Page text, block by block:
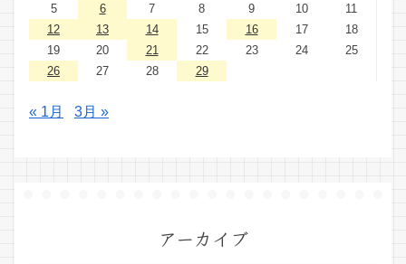
5
6 7 8 9 10
11
12
13 14 15 16 17
18
19
20 21 22 23 24
25
26
27 28 29
« 1月 3月 »
アーカイブ